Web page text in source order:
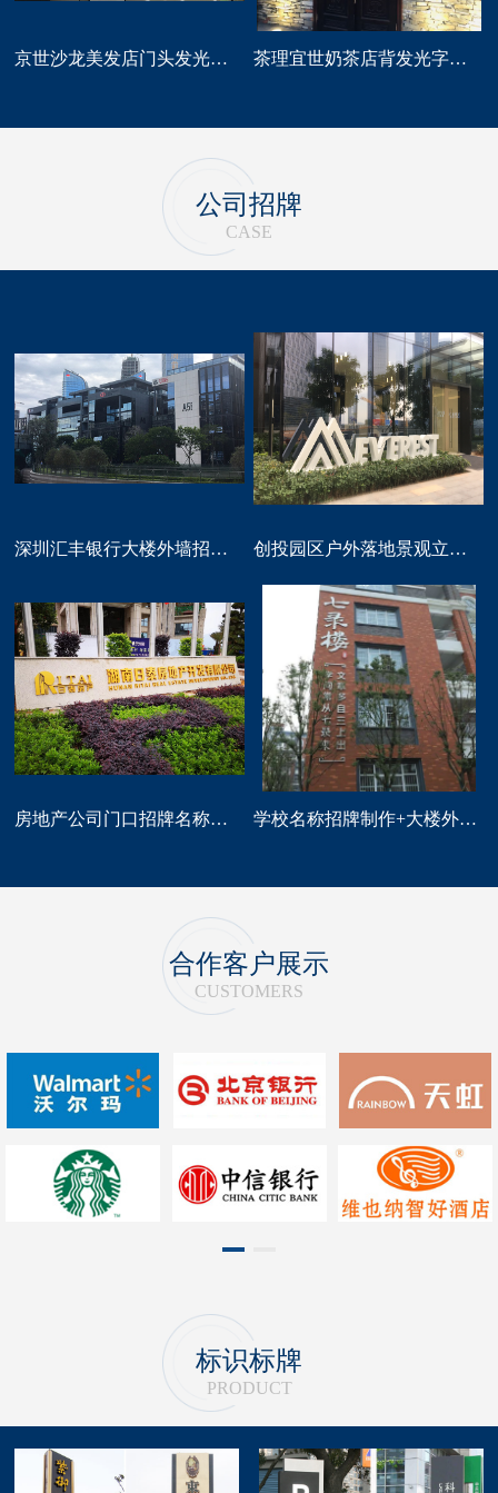
京世沙龙美发店门头发光字招牌定做 茶理宜世奶茶店背发光字门头招牌制作安装
公司招牌
CASE
深圳汇丰银行大楼外墙招牌logo标识制作 创投园区户外落地景观立体字大型标识制作
房地产公司门口招牌名称广告字制作 学校名称招牌制作+大楼外墙字制作
合作客户展示
CUSTOMERS
标识标牌
PRODUCT